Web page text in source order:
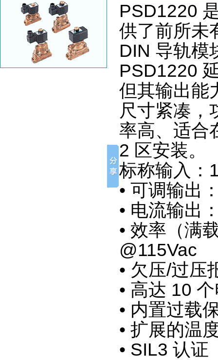
PSD1220
供了前所未
DIN 导轨模
PSD1220
但其输出能
尺寸紧凑，
率高、适合
2 区安装。
标称输入：
• 可调输出
• 电流输出
• 效率（满
@115Vac
• 欠压/过压
• 高达 10
• 内置过载
• 扩展的温
• SIL3 认证